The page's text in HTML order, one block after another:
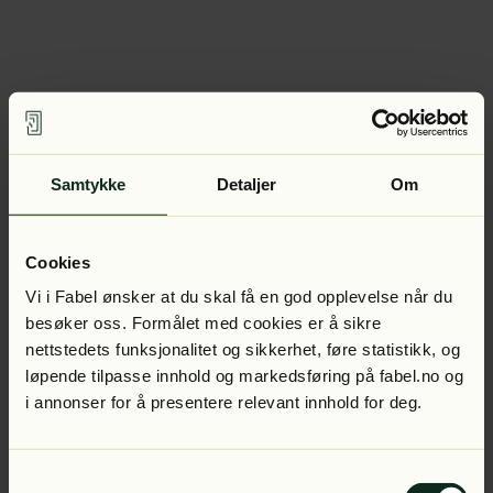
Samtykke Detaljer Om
Cookies
Vi i Fabel ønsker at du skal få en god opplevelse når du
besøker oss. Formålet med cookies er å sikre
nettstedets funksjonalitet og sikkerhet, føre statistikk, og
løpende tilpasse innhold og markedsføring på fabel.no og
i annonser for å presentere relevant innhold for deg.